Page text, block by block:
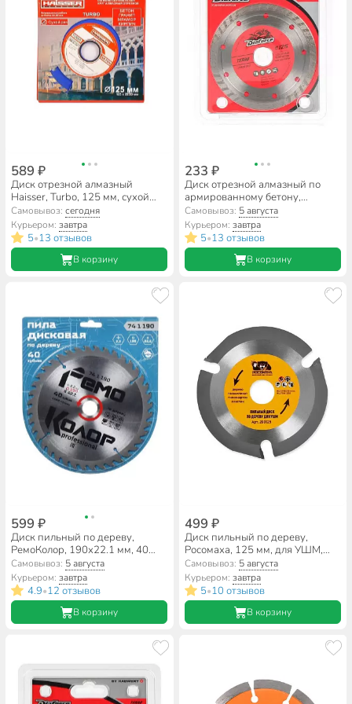
589 ₽
Диск отрезной алмазный
Haisser, Turbo, 125 мм, сухой
рез, HS110006
Самовывоз:сегодня
Курьером:завтра
5•13 отзывов
В корзину
233 ₽
Диск отрезной алмазный по
армированному бетону,
Diaforce, Turbo, сплошной край,
125х22.23х2 мм, сухой рез,
501125
Самовывоз: 5 августа
Курьером: завтра
5•13 отзывов
В корзину
599 ₽
Диск пильный по дереву,
РемоКолор, 190х22.1 мм, 40
зубьев, + кольцо 16 мм, 74-1-
190
Самовывоз: 5 августа
Курьером:завтра
4.9•12 отзывов
В корзину
499 ₽
Диск пильный по дереву,
Росомаха, 125 мм, для УШМ,
200125
Самовывоз: 5 августа
Курьером: завтра
5•10 отзывов
В корзину